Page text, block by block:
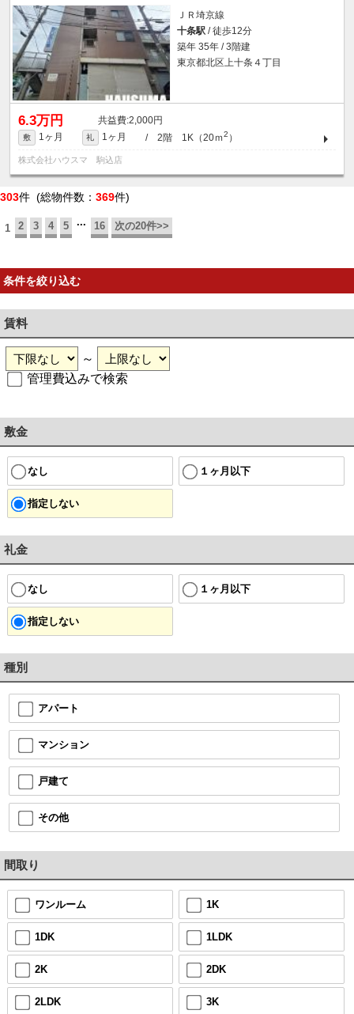
ＪＲ埼京線
十条駅 / 徒歩12分
築年 35年 / 3階建
東京都北区上十条４丁目
6.3万円 2,000円
敷 1ヶ月 礼 1ヶ月 / 2階 1K（20ｍ2 ）
株式会社ハウスマ 駒込店
303件 (総物件数： 369件)
1 2 3 4 5 ... 16 次の20件>>
条件を絞り込む
賃料
～
管理費込みで検索
敷金
なし １ヶ月以下
指定しない
礼金
なし １ヶ月以下
指定しない
種別
アパート
マンション
戸建て
その他
間取り
ワンルーム 1K
1DK 1LDK
2K 2DK
2LDK 3K